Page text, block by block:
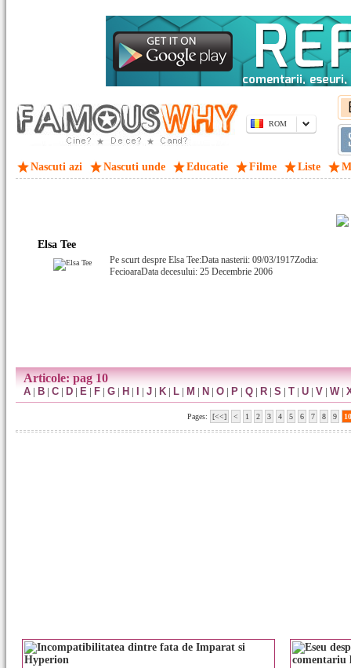
ROM
Nascuti azi Nascuti unde Educatie Filme Liste
Elsa Tee
Pe scurt despre Elsa Tee:Data nasterii: 09/03/1917Zodia:
FecioaraData decesului: 25 Decembrie 2006
Articole: pag 10
A | B | C | D | E | F | G | H | | J | K | L | M | N | O | P | Q | R | S | T | U | V | W|
Pages: [<<] < 1 2 3 4 5 6 7 8 9 10